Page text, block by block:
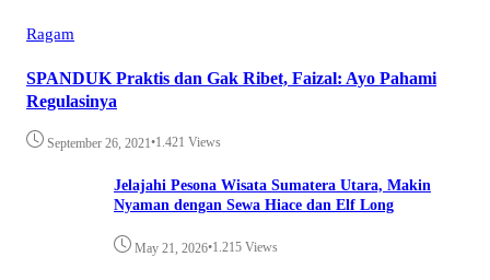
Ragam
SPANDUK Praktis dan Gak Ribet, Faizal: Ayo Pahami
Regulasinya
September 26, 2021•1.421 Views
Jelajahi Pesona Wisata Sumatera Utara, Makin
Nyaman dengan Sewa Hiace dan Elf Long
May 21, 2026•1.215 Views